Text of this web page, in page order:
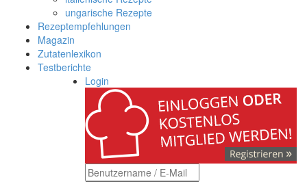
ungarische Rezepte
Rezeptempfehlungen
Magazin
Zutatenlexikon
Testberichte
Login